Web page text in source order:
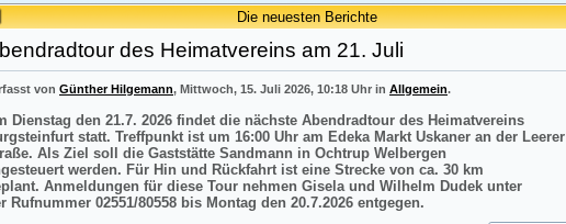
Die neuesten Berichte
des Heimatvereins am 21. Juli
von Günther Hilgemann, Mittwoch, 15. Juli 2026, 10:18 Uhr in Allgemein.
Dienstag den 21.7. 2026 findet die nächste Abendradtour des Heimatvereins
statt. Treffpunkt ist um 16:00 Uhr am Edeka Markt Uskaner an der Leerer
Als Ziel soll die Gaststätte Sandmann in Ochtrup Welbergen
werden. Für Hin und Rückfahrt ist eine Strecke von ca. 30 km
Anmeldungen für diese Tour nehmen Gisela und Wilhelm Dudek unter
Rufnummer 02551/80558 bis Montag den 20.7.2026 entgegen.